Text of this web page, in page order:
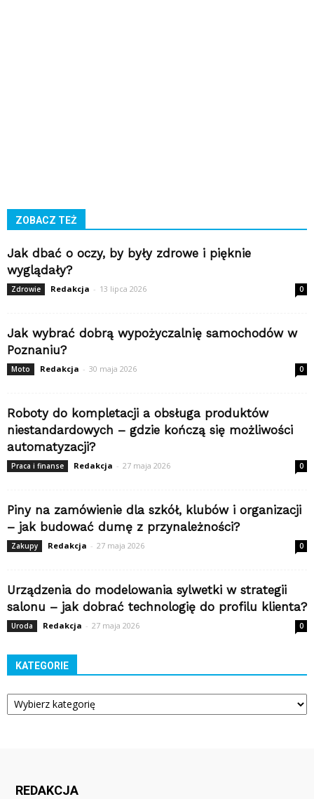
ZOBACZ TEŻ
Jak dbać o oczy, by były zdrowe i pięknie
wyglądały?
Zdrowie Redakcja - 13 lipca 2026 0
Jak wybrać dobrą wypożyczalnię samochodów w
Poznaniu?
Moto Redakcja - 30 maja 2026 0
Roboty do kompletacji a obsługa produktów
niestandardowych – gdzie kończą się możliwości
automatyzacji?
Praca i finanse Redakcja - 27 maja 2026 0
Piny na zamówienie dla szkół, klubów i organizacji
– jak budować dumę z przynależności?
Zakupy Redakcja - 27 maja 2026 0
Urządzenia do modelowania sylwetki w strategii
salonu – jak dobrać technologię do profilu klienta?
Uroda Redakcja - 27 maja 2026 0
KATEGORIE
Kategorie
REDAKCJA